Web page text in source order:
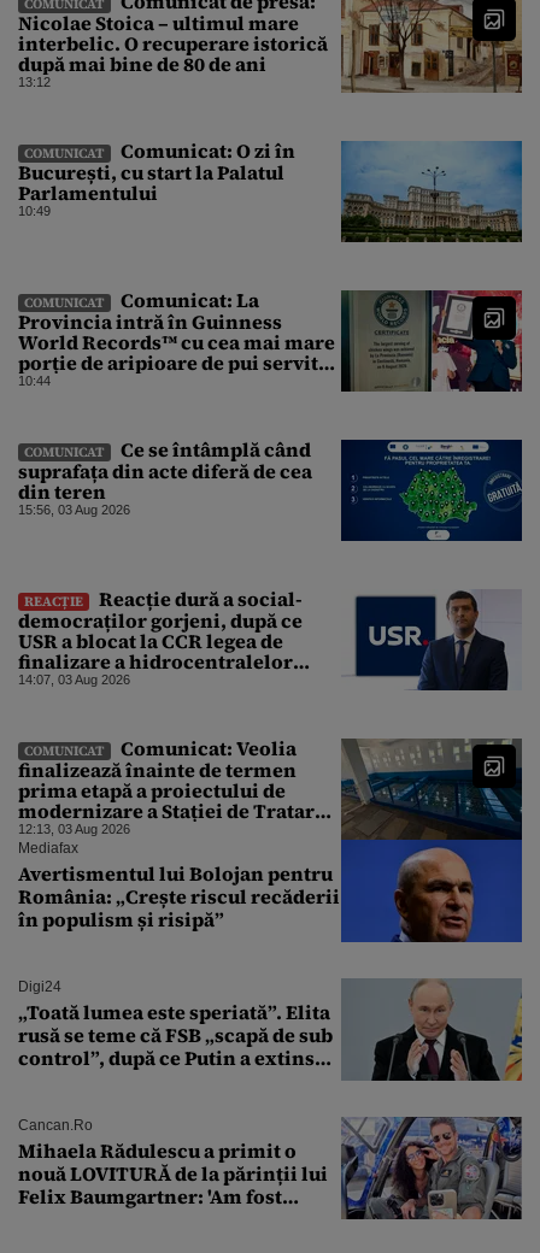
Nicolae Stoica – ultimul mare
interbelic. O recuperare istorică
după mai bine de 80 de ani
13:12
COMUNICAT
Comunicat: O zi în
București, cu start la Palatul
Parlamentului
10:49
COMUNICAT
Comunicat: La
Provincia intră în Guinness
World Records™ cu cea mai mare
porție de aripioare de pui servită
la un eveniment
10:44
COMUNICAT
Ce se întâmplă când
suprafața din acte diferă de cea
din teren
15:56, 03 Aug 2026
REACȚIE
Reacție dură a social-
democraților gorjeni, după ce
USR a blocat la CCR legea de
finalizare a hidrocentralelor
abandonate. „Nu ne-ar surprinde
abătut o cupolă de foc”
14:07, 03 Aug 2026
COMUNICAT
Comunicat: Veolia
finalizează înainte de termen
prima etapă a proiectului de
modernizare a Stației de Tratare a
Apei Potabile Cerbureni
12:13, 03 Aug 2026
Mediafax
Avertismentul lui Bolojan pentru
România: „Crește riscul recăderii
în populism și risipă”
Digi24
„Toată lumea este speriată”. Elita
rusă se teme că FSB „scapă de sub
control”, după ce Putin a extins
Cancan.ro
Mihaela Rădulescu a primit o
nouă LOVITURĂ de la părinții lui
Felix Baumgartner: 'Am fost